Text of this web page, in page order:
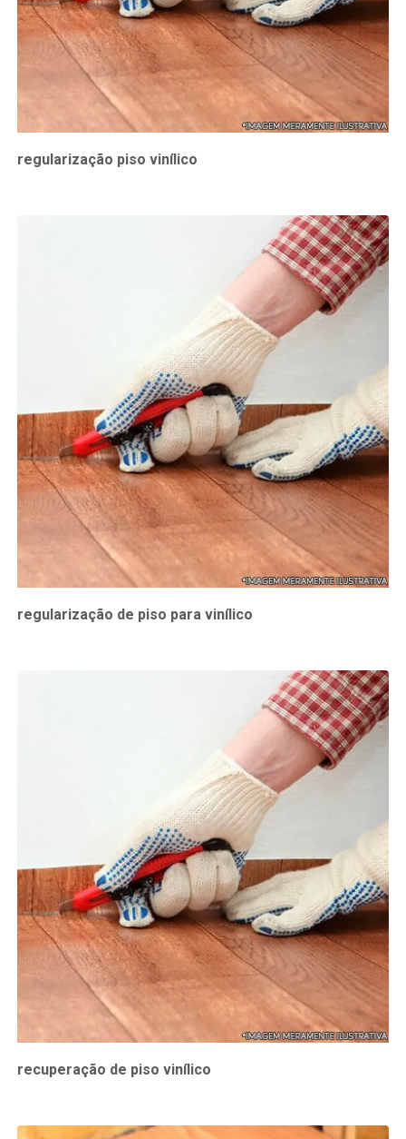
regularização piso vinílico
regularização de piso para vinílico
recuperação de piso vinílico